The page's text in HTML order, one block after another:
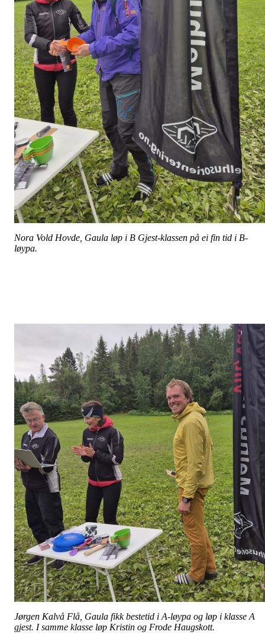
Nora Vold Hovde, Gaula løp i B Gjest-klassen på ei fin tid i B-
løypa.
Jørgen Kalvå Flå, Gaula fikk bestetid i A-løypa og løp i klasse A
gjest. I samme klasse løp Kristin og Frode Haugskott.